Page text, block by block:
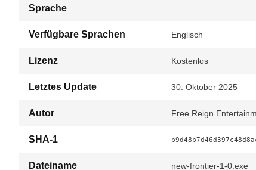
Sprache
Verfügbare Sprachen Englisch
Lizenz Kostenlos
Letztes Update 30. Oktober 2025
Autor Free Reign
SHA-1
Dateiname new-frontier-1-0.exe